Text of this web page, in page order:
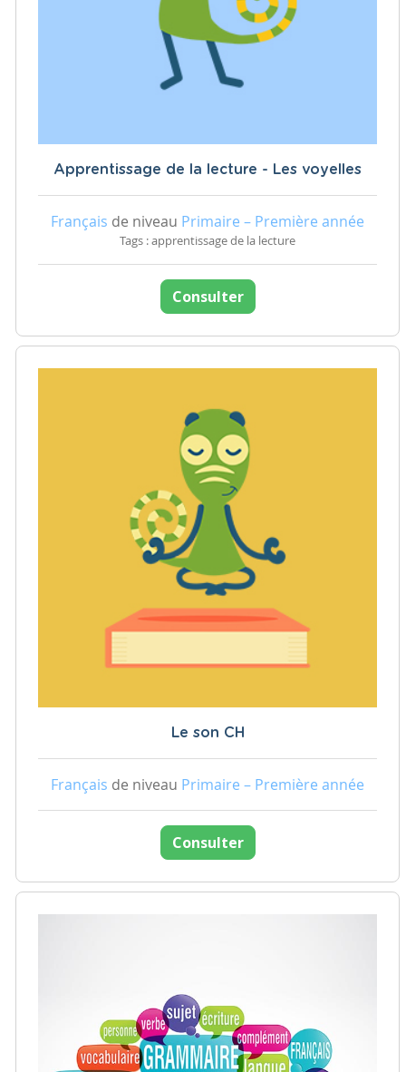
Apprentissage de la lecture - Les voyelles
Français de niveau Primaire – Première année
Tags : apprentissage de la lecture
Consulter
Le son CH
Français de niveau Primaire – Première année
Consulter